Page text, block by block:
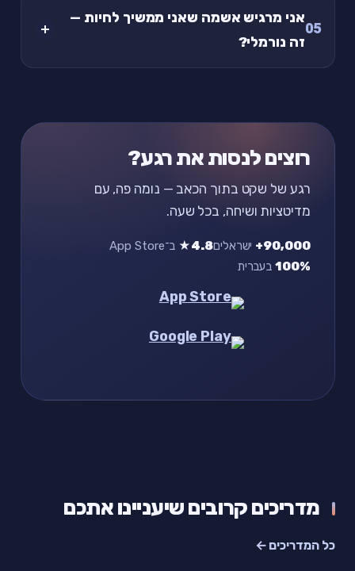
05
אני מרגיש אשמה שאני ממשיך לחיות —
זה נורמלי?
רוצים לנסות את רגע?
רגע של שקט בתוך הכאב — נומה פה, עם
מדיטציות ושיחה, בכל שעה.
90,000+ ישראלים4.8★
ב־App Store
100%בעברית
מדריכים קרובים שיעניינו אתכם
כל המדריכים ←